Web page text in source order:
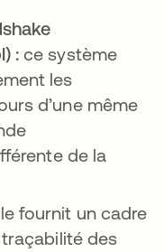
: ce système
les
d’une même
de la
fournit un cadre
des